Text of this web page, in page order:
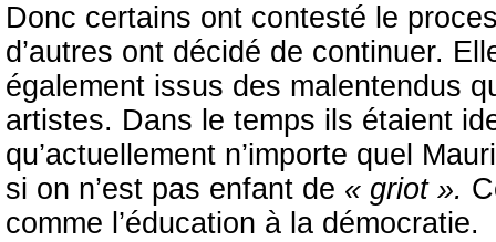
Donc certains ont contesté le
d’autres ont décidé de continuer.
également issus des malentendus
artistes. Dans le temps ils étaient
qu’actuellement n’importe quel
si on n’est pas enfant de « griot ».
comme l’éducation à la démocratie.